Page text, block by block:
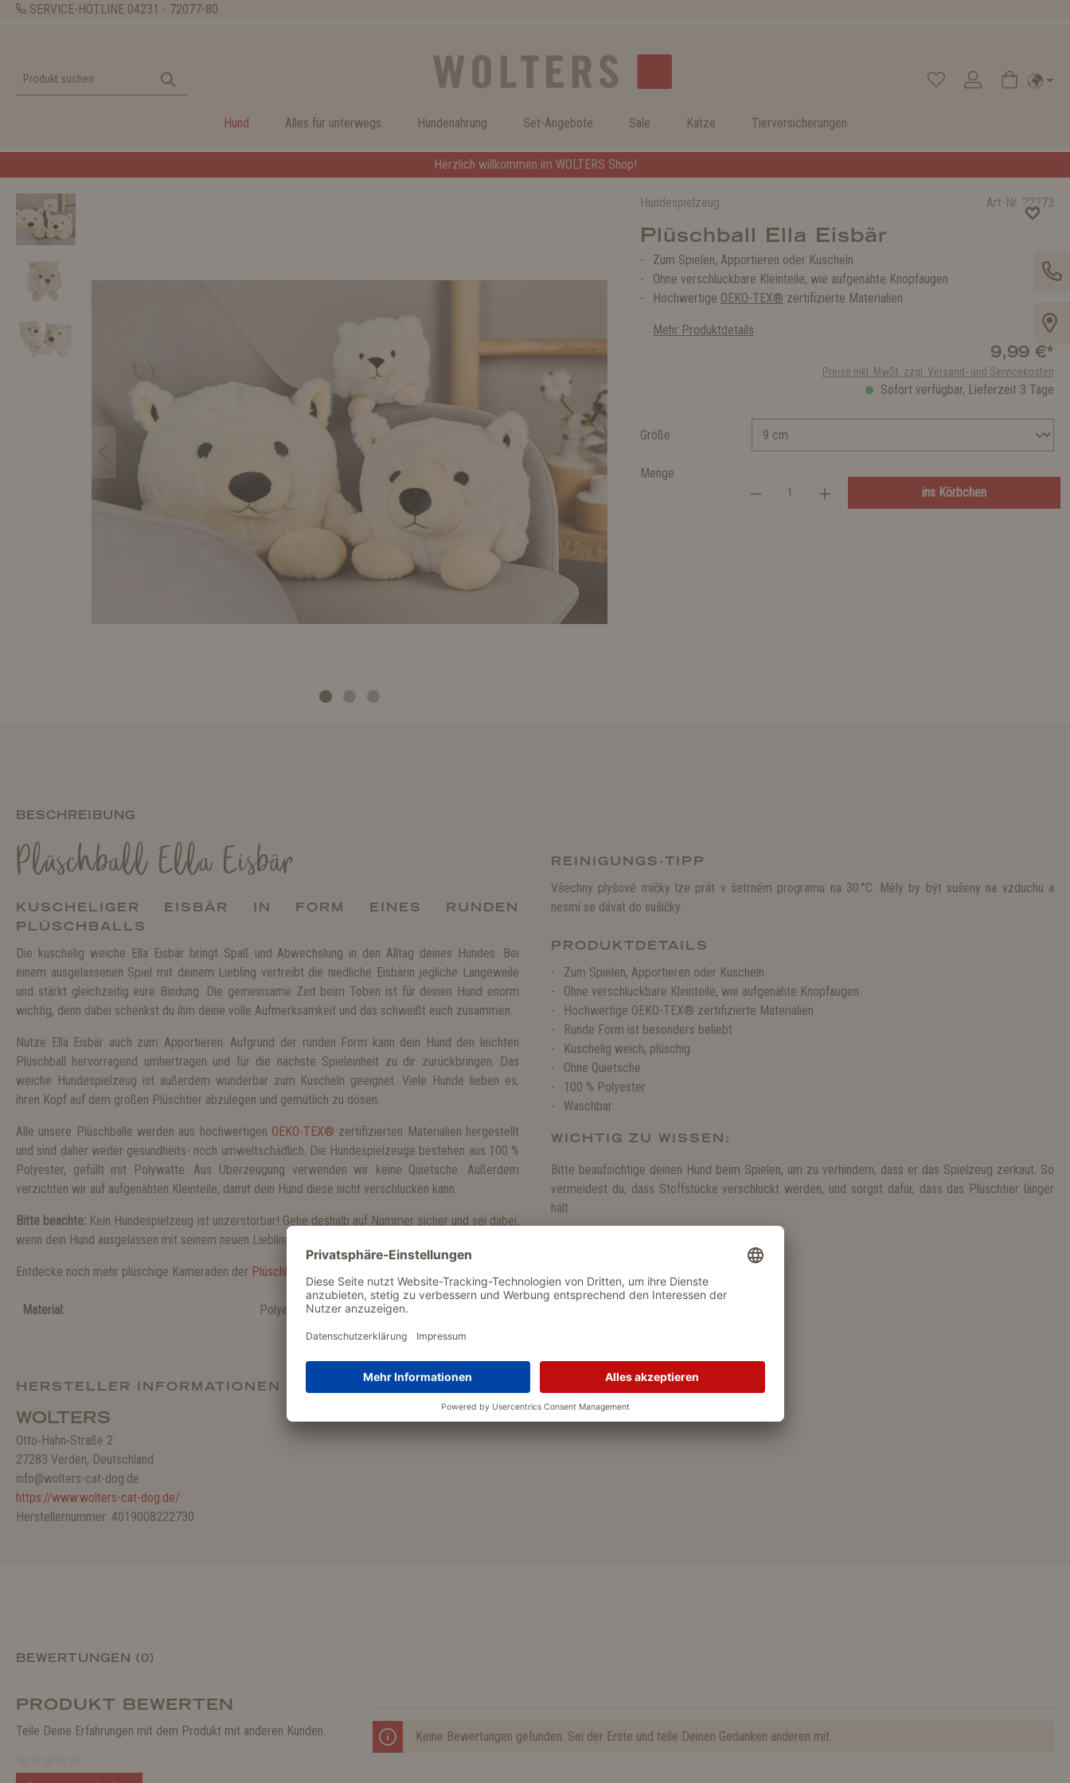
SERVICE-HOTLINE 04231 - 72077-80
Hund Alles für unterwegs Hundenahrung Set-Angebote Sale Katze Tierversicherungen
Herzlich willkommen im WOLTERS Shop!
Hundespielzeug Art-Nr. 22273
Plüschball Ella Eisbär
Zum Spielen, Apportieren oder Kuscheln
Ohne verschluckbare Kleinteile, wie aufgenähte Knopfaugen
Hochwertige OEKO-TEX® zertifizierte Materialien
Mehr Produktdetails
9,99 €*
Preise inkl. MwSt. zzgl. Versand- und Servicekosten
Sofort verfügbar, Lieferzeit 3 Tage
Größe
Menge
ins Körbchen
BESCHREIBUNG
Plüschball Ella Eisbär
KUSCHELIGER EISBÄR IN FORM EINES RUNDEN
PLÜSCHBALLS
Die kuschelig weiche Ella Eisbär bringt Spaß und Abwechslung in den Alltag deines Hundes. Bei
einem ausgelassenen Spiel mit deinem Liebling vertreibt die niedliche Eisbärin jegliche Langeweile
und stärkt gleichzeitig eure Bindung. Die gemeinsame Zeit beim Toben ist für deinen Hund enorm
wichtig, denn dabei schenkst du ihm deine volle Aufmerksamkeit und das schweißt euch zusammen.
Nutze Ella Eisbär auch zum Apportieren. Aufgrund der runden Form kann dein Hund den leichten
Plüschball hervorragend umhertragen und für die nächste Spieleinheit zu dir zurückbringen. Das
weiche Hundespielzeug ist außerdem wunderbar zum Kuscheln geeignet. Viele Hunde lieben es,
ihren Kopf auf dem großen Plüschtier abzulegen und gemütlich zu dösen.
Alle unsere Plüschballe werden aus hochwertigen OEKO-TEX® zertifizierten Materialien hergestellt
und sind daher weder gesundheits- noch umweltschädlich. Die Hundespielzeuge bestehen aus 100 %
Polyester, gefüllt mit Polywatte. Aus Überzeugung verwenden wir keine Quietsche. Außerdem
verzichten wir auf aufgenähten Kleinteile, damit dein Hund diese nicht verschlucken kann.
Bitte beachte: Kein Hundespielzeug ist unzerstörbar! Gehe deshalb auf Nummer sicher und sei dabei,
wenn dein Hund ausgelassen mit seinem neuen Lieblingsspielzeug tobt.
Entdecke noch mehr plüschige Kameraden der Plüschball Familie
Material: Polyester
HERSTELLER INFORMATIONEN
WOLTERS
Otto‑Hahn‑Straße 2
27283 Verden, Deutschland
info@wolters-cat-dog.de
https://www.wolters-cat-dog.de/
Herstellernummer: 4019008222730
REINIGUNGS-TIPP
Všechny plyšové míčky lze prát v šetrném programu na 30 °C. Měly by být sušeny na vzduchu a
nesmí se dávat do sušičky.
PRODUKTDETAILS
Zum Spielen, Apportieren oder Kuscheln
Ohne verschluckbare Kleinteile, wie aufgenähte Knopfaugen
Hochwertige OEKO-TEX® zertifizierte Materialien
Runde Form ist besonders beliebt
Kuschelig weich, plüschig
Ohne Quietsche
100 % Polyester
Waschbar
WICHTIG ZU WISSEN:
Bitte beaufsichtige deinen Hund beim Spielen, um zu verhindern, dass er das Spielzeug zerkaut. So
vermeidest du, dass Stoffstücke verschluckt werden, und sorgst dafür, dass das Plüschtier länger
hält.
BEWERTUNGEN (0)
PRODUKT BEWERTEN
Teile Deine Erfahrungen mit dem Produkt mit anderen Kunden. Keine Bewertungen gefunden. Sei der Erste und teile Deinen Gedanken anderen mit.